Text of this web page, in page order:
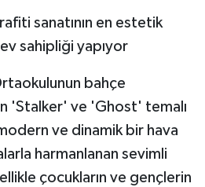
sanatının en estetik
sahipliği yapıyor
bahçe
'Stalker' ve 'Ghost' temalı
ve dinamik bir hava
harmanlanan sevimli
çocukların ve gençlerin